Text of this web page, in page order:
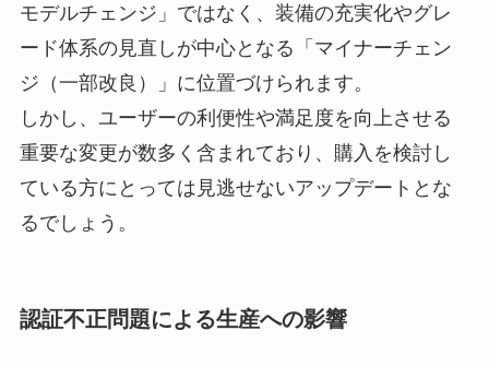
モデルチェンジ」ではなく、装備の充実化やグレ
ード体系の見直しが中心となる「マイナーチェン
ジ（一部改良）」に位置づけられます。
しかし、ユーザーの利便性や満足度を向上させる
重要な変更が数多く含まれており、購入を検討し
ている方にとっては見逃せないアップデートとな
るでしょう。
認証不正問題による生産への影響